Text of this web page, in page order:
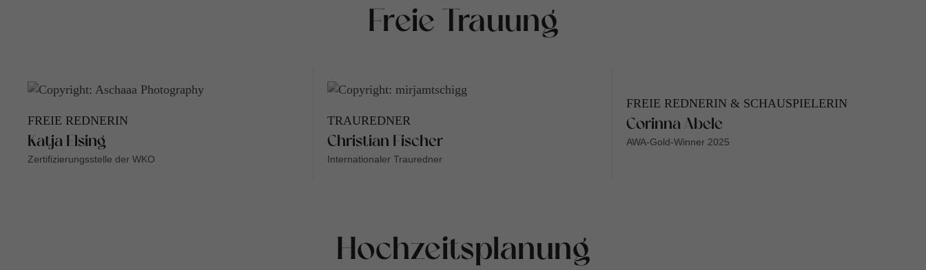
Freie Trauung
FREIE REDNERIN
Katja Elsing
Zertifizierungsstelle der WKO
TRAUREDNER
Christian Fischer
Internationaler Trauredner
FREIE REDNERIN & SCHAUSPIELERIN
Corinna Abele
AWA-Gold-Winner 2025
Hochzeitsplanung